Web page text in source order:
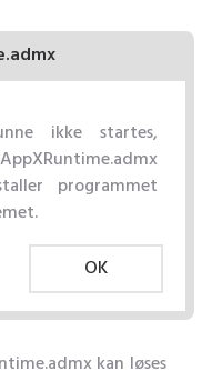
ikke startes,
programmet
OK
kan løses